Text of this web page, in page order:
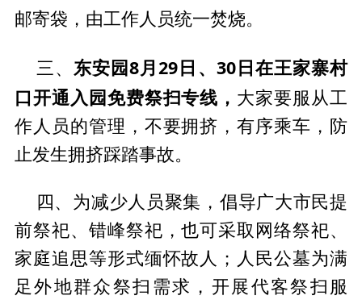
邮寄袋，由工作人员统一焚烧。
三、 东安园8月29日、30日在王家寨村
口开通入园免费祭扫专线， 大家要服从工
作人员的管理，不要拥挤，有序乘车，防
止发生拥挤踩踏事故。
四、为减少人员聚集，倡导广大市民提
前祭祀、错峰祭祀，也可采取网络祭祀、
家庭追思等形式缅怀故人；人民公墓为满
足外地群众祭扫需求，开展代客祭扫服